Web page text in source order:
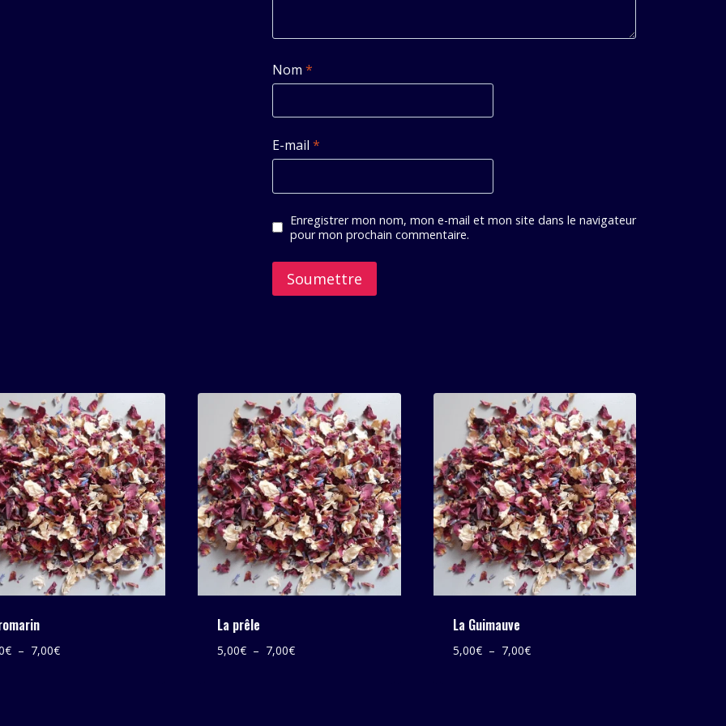
Nom*
E-mail*
Enregistrer mon nom, mon e-mail et mon site dans le navigateur
pour mon prochain commentaire.
€ – 7,00€Plage
La prêle
5,00€ – 7,00€Plage
La Guimauve
5,00€ – 7,00€Plage